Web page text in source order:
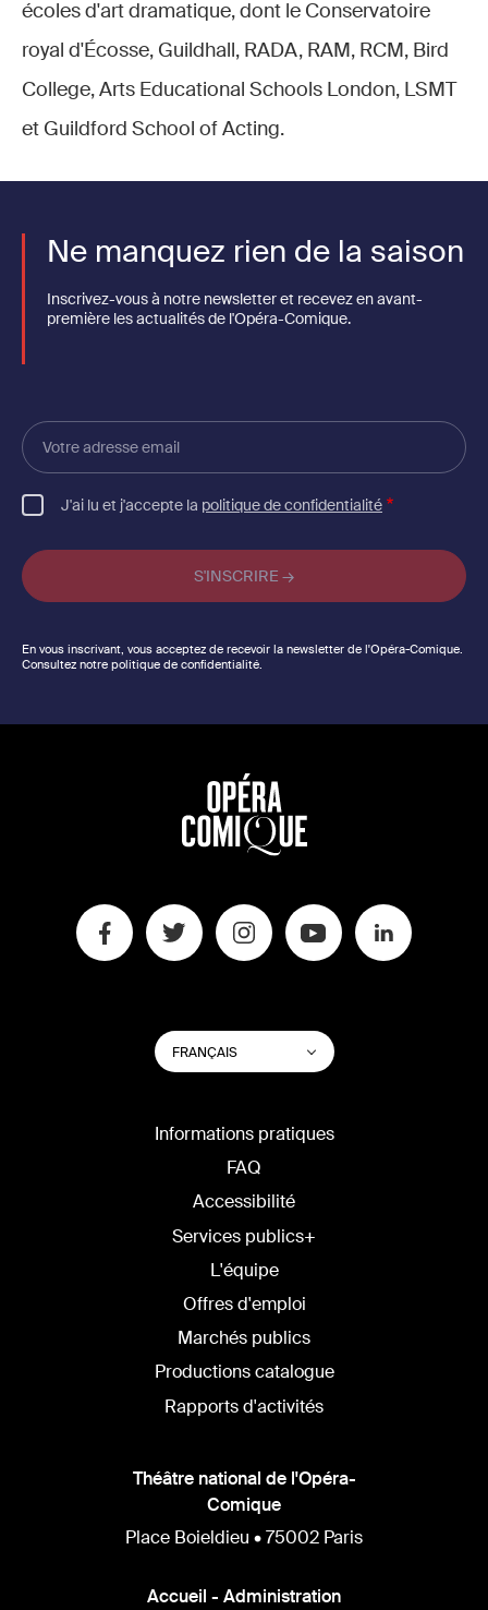
écoles d'art dramatique, dont le Conservatoire
royal d'Écosse, Guildhall, RADA, RAM, RCM, Bird
College, Arts Educational Schools London, LSMT
et Guildford School of Acting.
Ne manquez rien de la saison
Inscrivez-vous à notre newsletter et recevez en avant-
première les actualités de l'Opéra-Comique.
Votre
adresse
email
J'ai lu et j'accepte la politique de confidentialité
En vous inscrivant, vous acceptez de recevoir la newsletter de l'Opéra-Comique.
Consultez notre politique de confidentialité.
CHANGER
LA
LANGUE
FRANÇAIS Lister les actions
Informations pratiques
FAQ
Accessibilité
Services publics+
L'équipe
Offres d'emploi
Marchés publics
Productions catalogue
Rapports d'activités
Théâtre national de l'Opéra-
Comique
Place Boieldieu • 75002 Paris
Accueil - Administration